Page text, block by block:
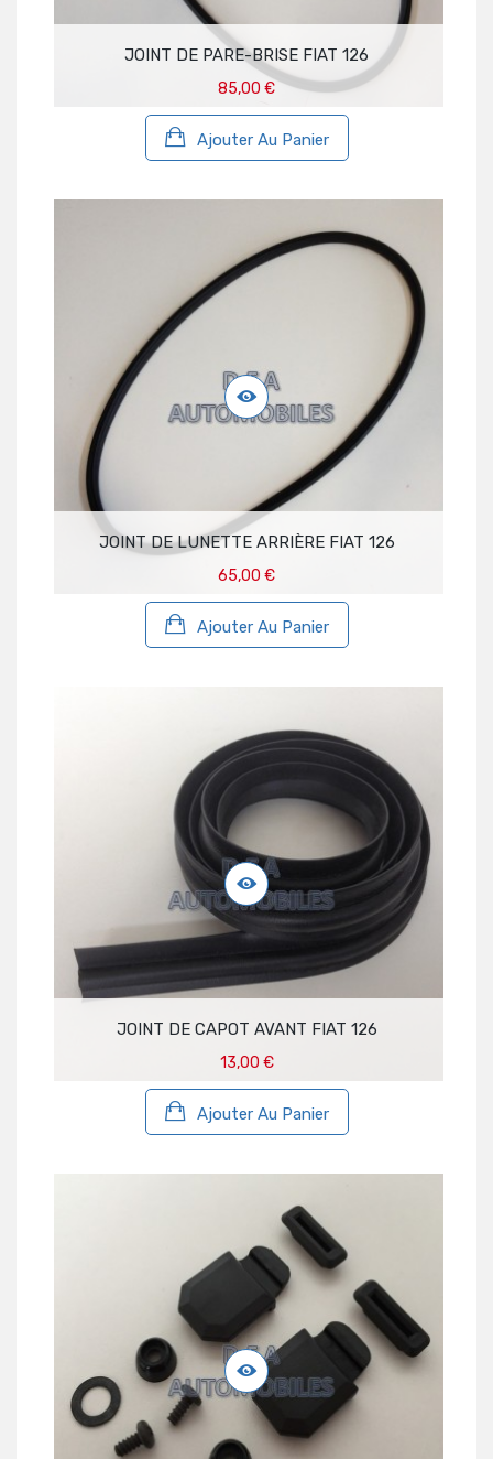
JOINT DE PARE-BRISE FIAT 126
85,00 €
Ajouter Au Panier
JOINT DE LUNETTE ARRIÈRE FIAT 126
65,00 €
Ajouter Au Panier
JOINT DE CAPOT AVANT FIAT 126
13,00 €
Ajouter Au Panier